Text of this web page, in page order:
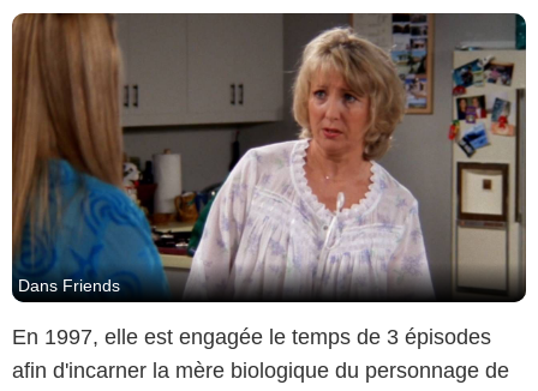
Dans Friends
En 1997, elle est engagée le temps de 3 épisodes
afin d'incarner la mère biologique du personnage de